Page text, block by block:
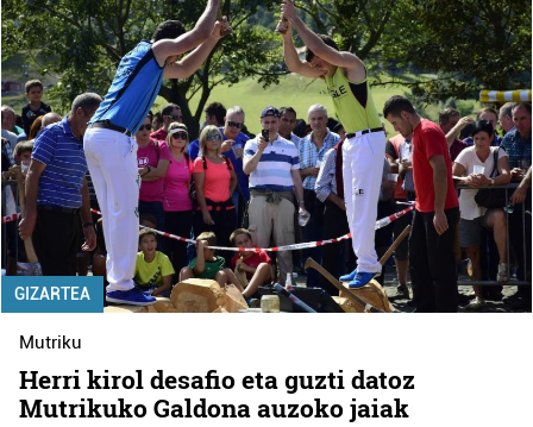
GIZARTEA
Mutriku
Herri kirol desafio eta guzti datoz
Mutrikuko Galdona auzoko jaiak